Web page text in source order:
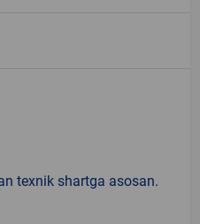
texnik shartga asosan.